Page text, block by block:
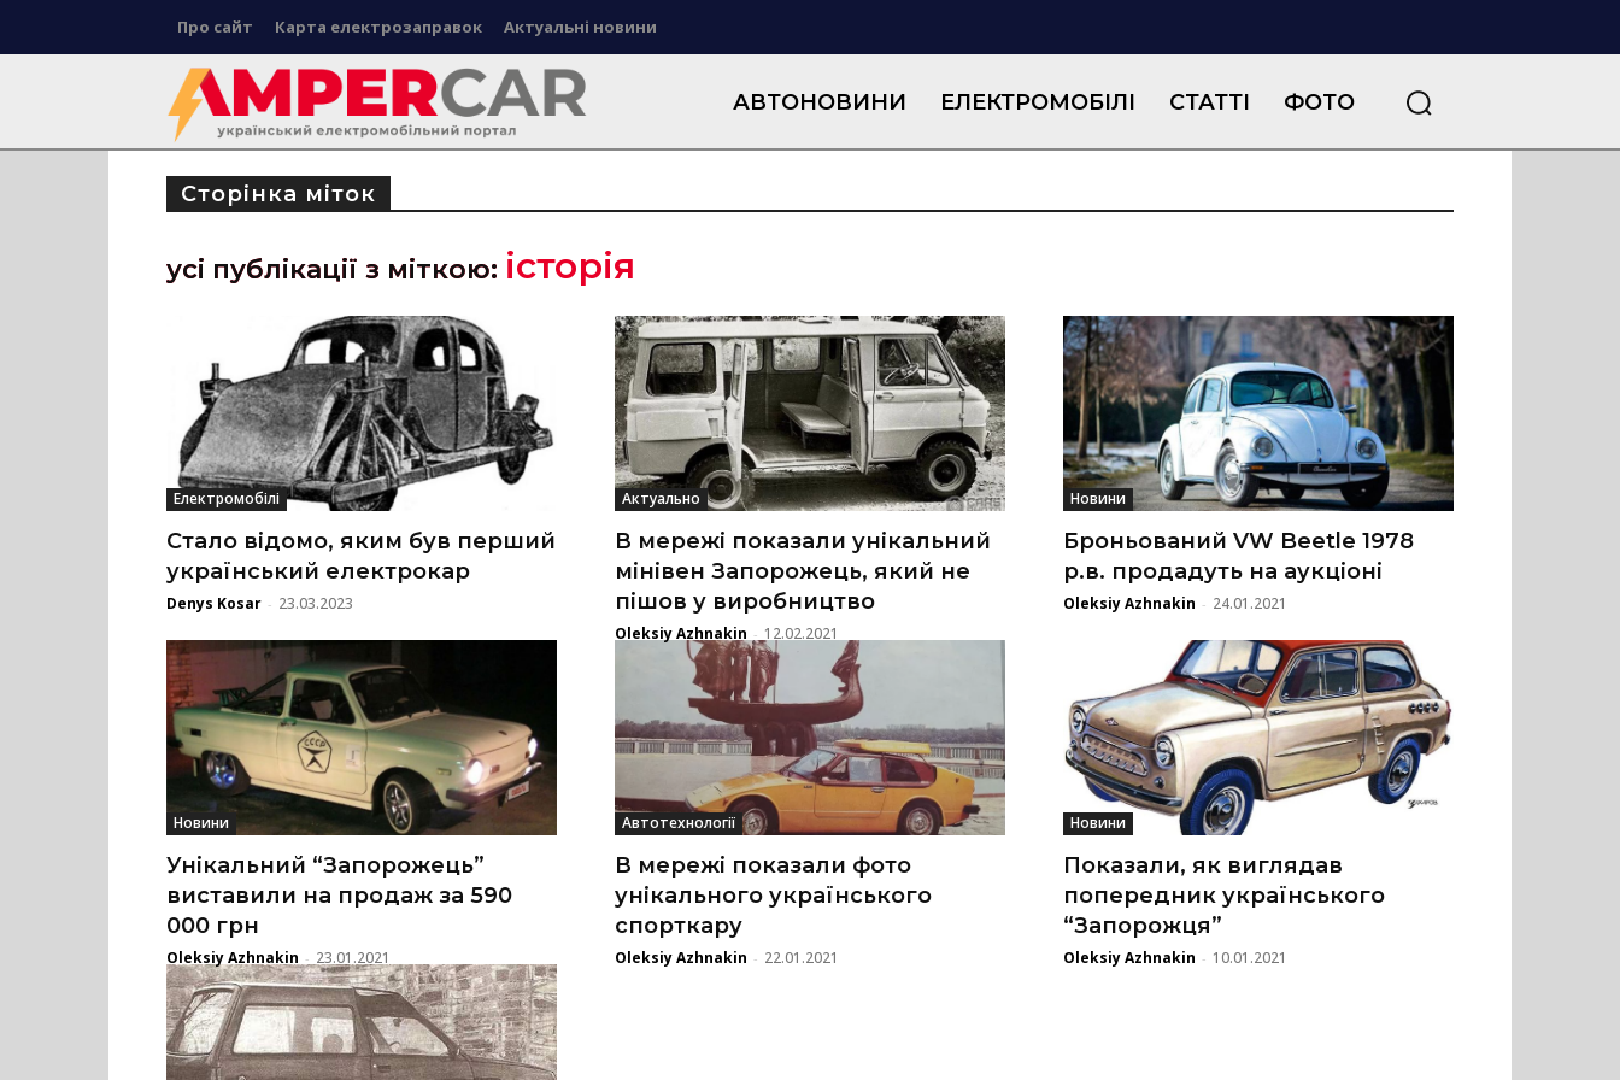
Про сайт Карта електрозаправок Актуальні новини
АВТОНОВИНИ ЕЛЕКТРОМОБІЛІ СТАТТІ ФОТО
Сторінка міток
усі публікації з міткою: історія
Електромобілі
Стало відомо, яким був перший
український електрокар
Denys Kosar - 23.03.2023
Актуально
В мережі показали унікальний
мінівен Запорожець, який не
пішов у виробництво
Oleksiy Azhnakin - 12.02.2021
Новини
Броньований VW Beetle 1978
р.в. продадуть на аукціоні
Oleksiy Azhnakin - 24.01.2021
Новини
Унікальний “Запорожець”
виставили на продаж за 590
000 грн
Oleksiy Azhnakin - 23.01.2021
Автотехнології
В мережі показали фото
унікального українського
спорткару
Oleksiy Azhnakin - 22.01.2021
Новини
Показали, як виглядав
попередник українського
“Запорожця”
Oleksiy Azhnakin - 10.01.2021